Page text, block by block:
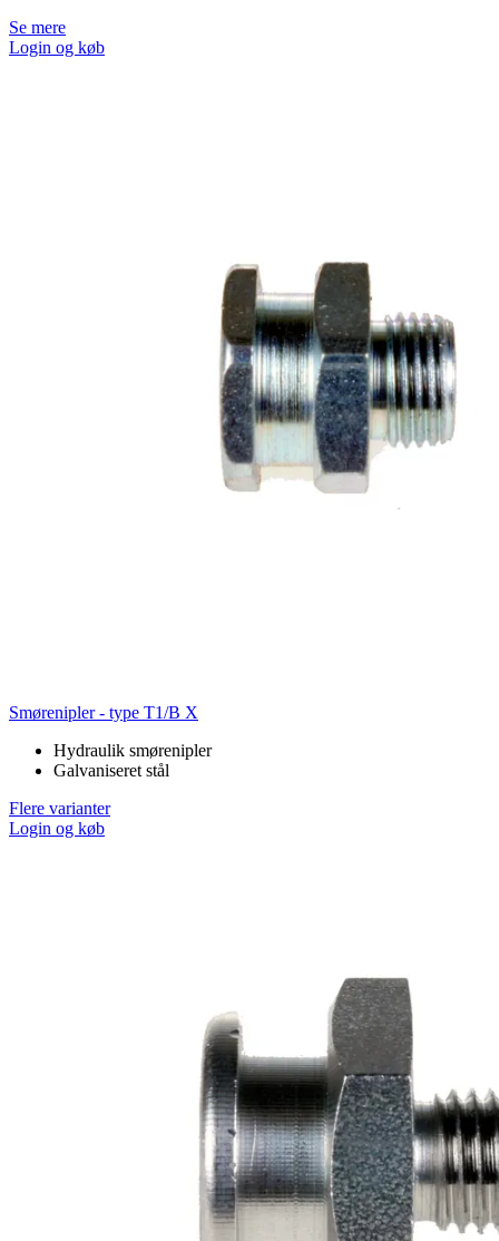
Se mere
Login og køb
Smørenipler - type T1/B X
Hydraulik smørenipler
Galvaniseret stål
Flere varianter
Login og køb